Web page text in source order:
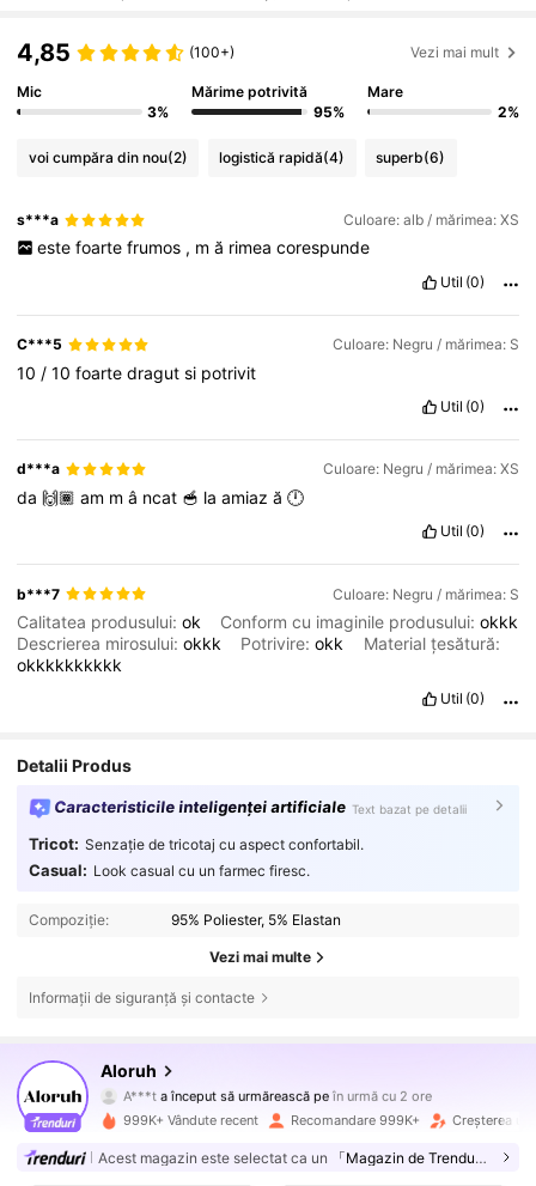
4,85 (100+) Vezi mai mult
Mic
3%
Mărime potrivită
95%
Mare
2%
voi cumpăra din nou(2) logistică rapidă(4) superb(6)
s***a Culoare: alb / mărimea: XS
este foarte frumos , m ă rimea corespunde
Util (0)
C***5 Culoare: Negru / mărimea: S
10 /10foartedragutsi potrivit
Util (0)
d***a Culoare: Negru / mărimea: XS
da🙌🏾am mâ ncat 🥣 laamiază🕛
Util (0)
b***7 Culoare: Negru / mărimea: S
Calitatea produsului:ok Conform cu imaginile produsului:okkk
Descrierea mirosului:okkk Potrivire:okk
Material țesătură:
okkkkkkkkkk
Util (0)
Detalii Produs
Caracteristicile inteligenței artificiale Text bazat pe detalii
Tricot: Senzație de tricotaj cu aspect confortabil.
Casual: Look casual cu un farmec firesc.
Compoziție: 95% Poliester, 5% Elastan
Vezi mai multe
Informații de siguranță și contacte
Aloruh
A***t a început să urmărească pe
4***4navighează
4,77
2.6M Urmăritori
999K+ Vândute recent Recomandare 999K+ Creșterea
Acest magazin este selectat ca un 「Magazin de Trenduri」